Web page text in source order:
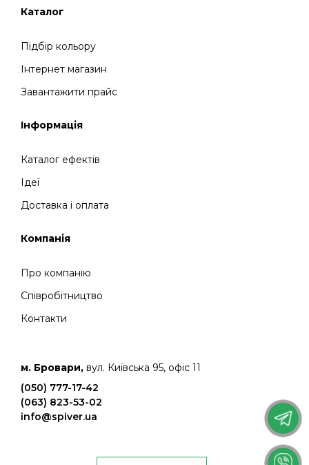
Каталог
Підбір кольору
Інтернет магазин
Завантажити прайс
Інформація
Каталог ефектів
Ідеї
Доставка і оплата
Компанія
Про компанію
Співробітництво
Контакти
м. Бровари, вул. Київська 95, офіс 11
(050) 777-17-42
(063) 823-53-02
info@spiver.ua